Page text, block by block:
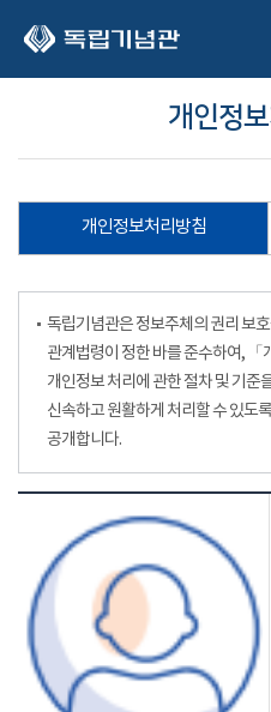
개인정
개인정보처리방침
독립기념관은 정보주체의 권리 보
관계법령이 정한 바를 준수하여,
개인정보 처리에 관한 절차 및 기준
신속하고 원활하게 처리할 수 있도
공개합니다.